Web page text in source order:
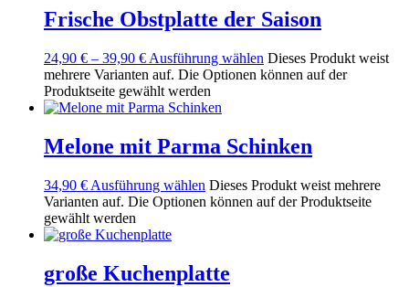
Frische Obstplatte der Saison
24,90 € – 39,90 € Ausführung wählen Dieses Produkt weist
mehrere Varianten auf. Die Optionen können auf der
Produktseite gewählt werden
Melone mit Parma Schinken
34,90 € Ausführung wählen Dieses Produkt weist mehrere
Varianten auf. Die Optionen können auf der Produktseite
gewählt werden
große Kuchenplatte